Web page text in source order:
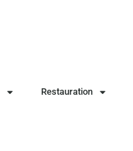
Restauration